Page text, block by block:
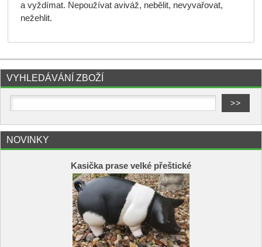
a vyždímat. Nepoužívat aviváž, nebělit, nevyvařovat,
nežehlit.
VYHLEDÁVÁNÍ ZBOŽÍ
NOVINKY
Kasička prase velké přeštické